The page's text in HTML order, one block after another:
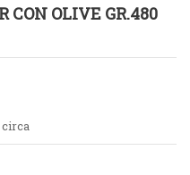
CON OLIVE GR.480